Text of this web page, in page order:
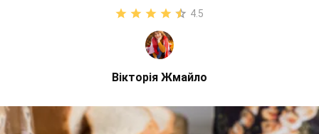
4.5
Вікторія Жмайло